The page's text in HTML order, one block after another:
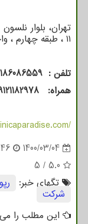
تهران، بلوار
۱۱ ، طبقه چهارم ، واحد ۱۶
تلفن : 02186086559
همراه:
1400/03/04
5.0
/
5
تگهای خبر:
شركت
این مطلب را